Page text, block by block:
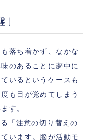
」
落ち着かず、なかな
のあることに夢中に
いるというケースも
も目が覚めてしまう
す。
「注意の切り替えの
います。脳が活動モ